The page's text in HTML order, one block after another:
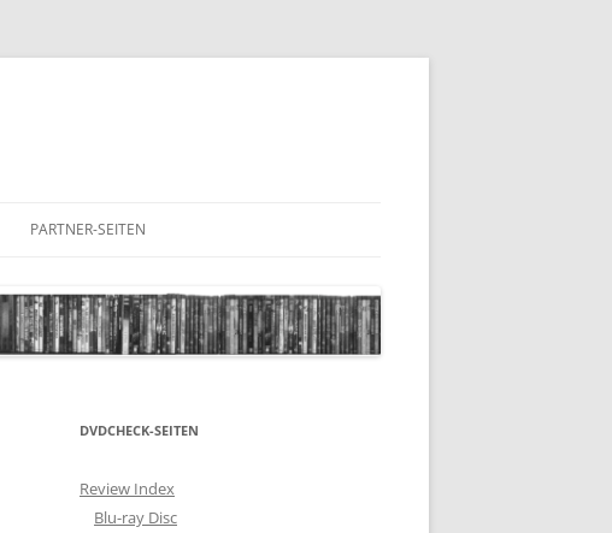
PARTNER-SEITEN
DVDCHECK-SEITEN
Review Index
Blu-ray Disc